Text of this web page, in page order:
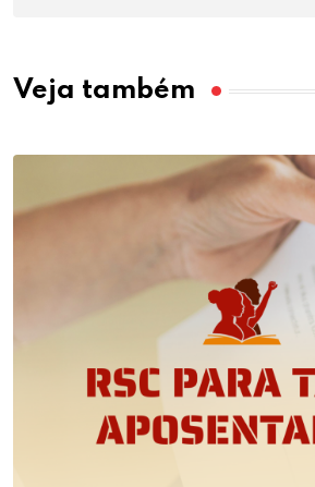
Veja também